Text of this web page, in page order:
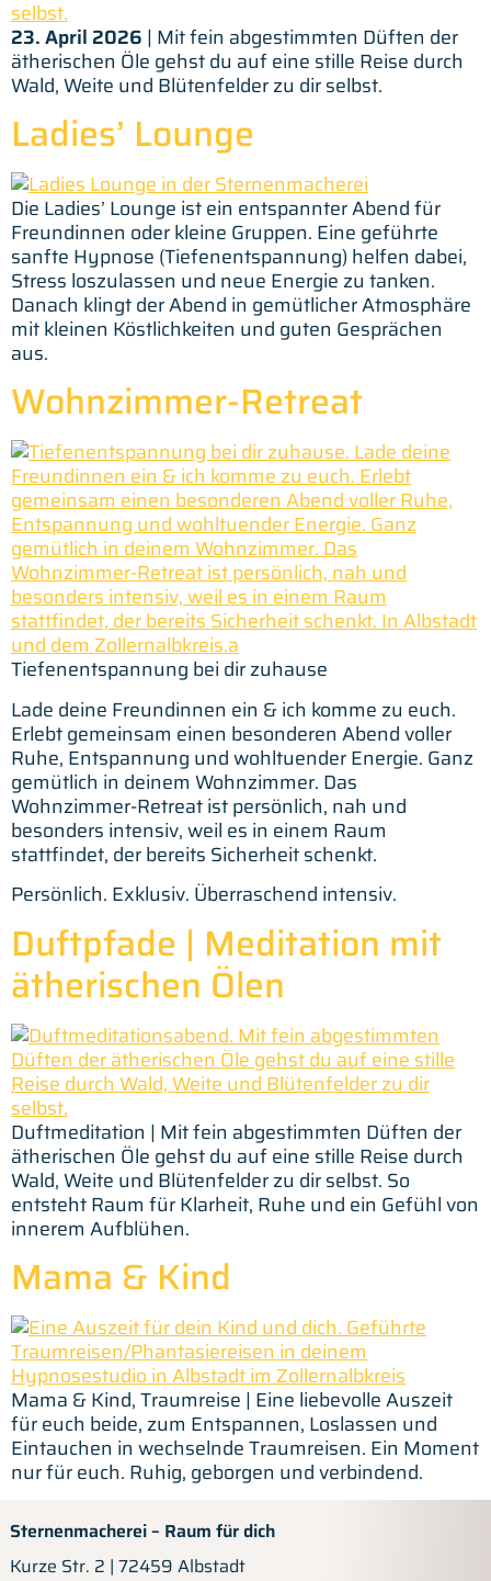
23. April 2026 | Mit fein abgestimmten Düften der
ätherischen Öle gehst du auf eine stille Reise durch
Wald, Weite und Blütenfelder zu dir selbst.
Ladies’ Lounge
Die Ladies’ Lounge ist ein entspannter Abend für
Freundinnen oder kleine Gruppen. Eine geführte
sanfte Hypnose (Tiefenentspannung) helfen dabei,
Stress loszulassen und neue Energie zu tanken.
Danach klingt der Abend in gemütlicher Atmosphäre
mit kleinen Köstlichkeiten und guten Gesprächen
aus.
Wohnzimmer-Retreat
Tiefenentspannung bei dir zuhause
Lade deine Freundinnen ein & ich komme zu euch.
Erlebt gemeinsam einen besonderen Abend voller
Ruhe, Entspannung und wohltuender Energie. Ganz
gemütlich in deinem Wohnzimmer. Das
Wohnzimmer-Retreat ist persönlich, nah und
besonders intensiv, weil es in einem Raum
stattfindet, der bereits Sicherheit schenkt.
Persönlich. Exklusiv. Überraschend intensiv.
Duftpfade | Meditation mit
ätherischen Ölen
Duftmeditation | Mit fein abgestimmten Düften der
ätherischen Öle gehst du auf eine stille Reise durch
Wald, Weite und Blütenfelder zu dir selbst. So
entsteht Raum für Klarheit, Ruhe und ein Gefühl von
innerem Aufblühen.
Mama & Kind
Mama & Kind, Traumreise | Eine liebevolle Auszeit
für euch beide, zum Entspannen, Loslassen und
Eintauchen in wechselnde Traumreisen. Ein Moment
nur für euch. Ruhig, geborgen und verbindend.
Sternenmacherei – Raum für dich
Kurze Str. 2 | 72459 Albstadt